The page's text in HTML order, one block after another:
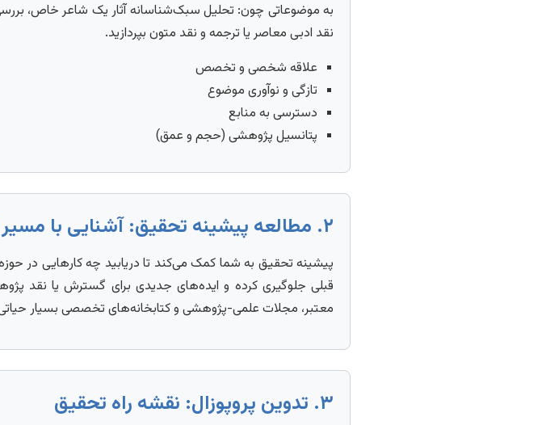
به موضوعاتی چون: تحلیل سبک‌شناسانه آثار یک شاعر خاص،
نقد ادبی معاصر یا ترجمه و نقد متون بپردازید.
علاقه شخصی و تخصص
تازگی و نوآوری موضوع
دسترسی به منابع
پتانسیل پژوهشی (حجم و عمق)
۲. مطالعه پیشینه تحقیق: آشنایی با مسیر گذشته
پیشینه تحقیق به شما کمک می‌کند تا دریابید چه کارهایی در
قبلی جلوگیری کرده و ایده‌های جدیدی برای گسترش یا نقد
معتبر، مجلات علمی-پژوهشی و کتابخانه‌های تخصصی بسیار
۳. تدوین پروپوزال: نقشه راه تحقیق